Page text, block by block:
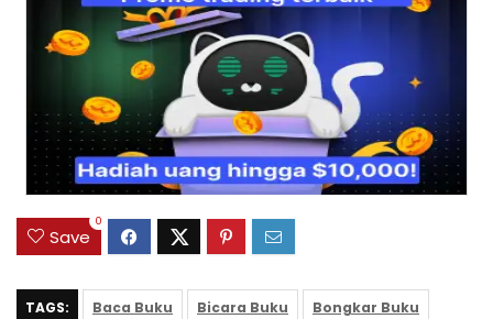
Save
0
TAGS: Baca Buku Bicara Buku Bongkar Buku